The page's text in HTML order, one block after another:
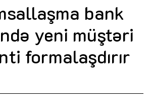
bank
yeni müştəri
formalaşdırır